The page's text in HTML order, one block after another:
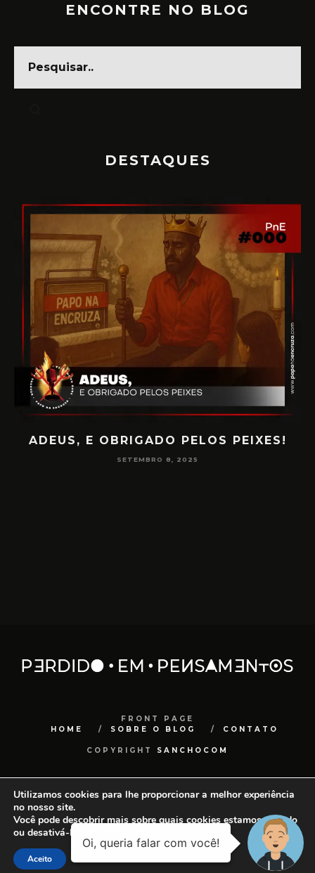
ENCONTRE NO BLOG
DESTAQUES
ADEUS, E OBRIGADO PELOS PEIXES!
SETEMBRO 8, 2025
FRONT PAGE
HOME
SOBRE O BLOG CONTATO
COPYRIGHT SANCHOCOM
Utilizamos cookies para lhe proporcionar a melhor experiência
no nosso site.
Você pode descobrir mais sobre quais cookies estamos usando
ou desativá-los em
Aceito